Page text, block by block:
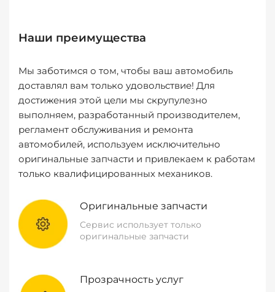
Наши преимущества
Мы заботимся о том, чтобы ваш автомобиль
доставлял вам только удовольствие! Для
достижения этой цели мы скрупулезно
выполняем, разработанный производителем,
регламент обслуживания и ремонта
автомобилей, используем исключительно
оригинальные запчасти и привлекаем к работам
только квалифицированных механиков.
Оригинальные запчасти
Сервис использует только
оригинальные запчасти
Прозрачность услуг